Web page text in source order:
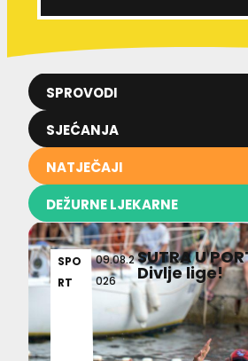
SPROVODI
SJEĆANJA
NATJEČAJI
DEŽURNE LJEKARNE
SPO
RT
09.08.2
026
SUTRA U
Divlje lige!